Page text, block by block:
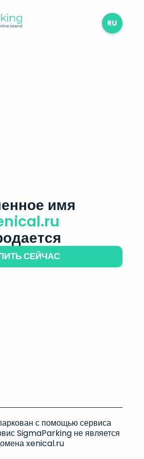
RU
имя
СЕЙЧАС
с помощью сервиса
SigmaParking не является
xenical.ru